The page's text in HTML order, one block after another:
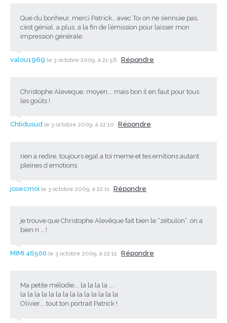
Que du bonheur, merci Patrick… avec Toi on ne s’ennuie pas,
c’est génial. a plus, a la fin de l’émission pour laisser mon
impression générale.
valou1969 le 3 octobre 2009, à 21:58 Répondre
Christophe Aleveque, moyen…. mais bon il en faut pour tous
les goûts !
Chtidusud le 3 octobre 2009, à 22:10 Répondre
rien a redire, toujours egal a toi meme et tes emitions autant
pleines d emotions
josecmoi le 3 octobre 2009, à 22:11 Répondre
je trouve que Christophe Alevêque fait bien le “zébulon”..on a
bien ri … !
MIMI 46500 le 3 octobre 2009, à 22:12 Répondre
Ma petite mélodie…. la la la la ….
la la la la la la la la la la la la la la
Olivier…. tout ton portrait Patrick !